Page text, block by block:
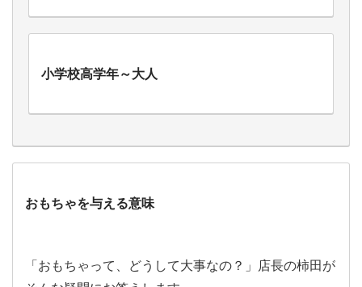
小学校高学年～大人
おもちゃを与える意味
「おもちゃって、どうして大事なの？」店長の柿田が